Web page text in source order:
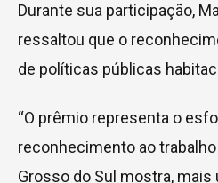
Durante sua participação,
ressaltou que o
de políticas públicas
“O prêmio representa o
reconhecimento ao
Grosso do Sul mostra,